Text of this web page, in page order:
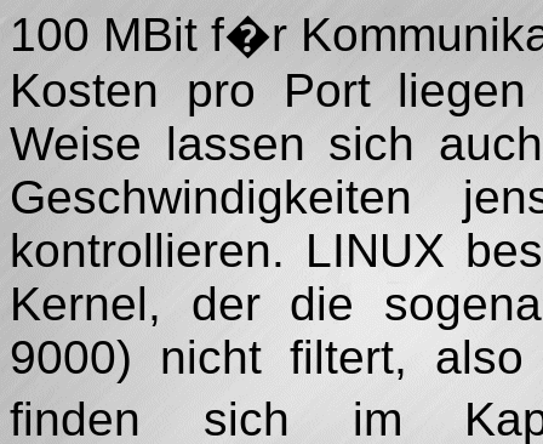
100 MBit f�r
Kosten pro Port
Weise lassen sich
Geschwindigkeiten
kontrollieren. LINUX
Kernel, der die
9000) nicht filtert, also
finden sich im